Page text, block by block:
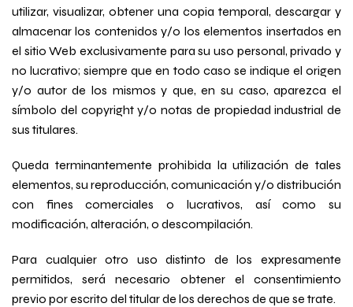
utilizar, visualizar, obtener una copia temporal, descargar y
almacenar los contenidos y/o los elementos insertados en
el sitio Web exclusivamente para su uso personal, privado y
no lucrativo; siempre que en todo caso se indique el origen
y/o autor de los mismos y que, en su caso, aparezca el
símbolo del copyright y/o notas de propiedad industrial de
sus titulares.
Queda terminantemente prohibida la utilización de tales
elementos, su reproducción, comunicación y/o distribución
con fines comerciales o lucrativos, así como su
modificación, alteración, o descompilación.
Para cualquier otro uso distinto de los expresamente
permitidos, será necesario obtener el consentimiento
previo por escrito del titular de los derechos de que se trate.